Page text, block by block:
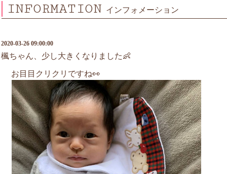
INFORMATION インフォメーション
2020-03-26 09:00:00
楓ちゃん、少し大きくなりました👶
お目目クリクリですね👀